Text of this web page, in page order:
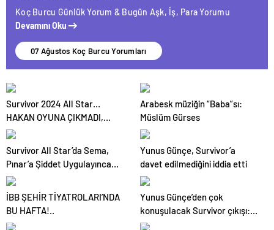
Koç Burcu Günlük Yorum & Bugün Aşk, İş, Para Yorumu
Devamını Oku
07 Ağustos Koç Burcu Yorumları
Survivor 2024 All Star…
HAKAN OYUNA ÇIKMADI,
İKİNCİ ELEME ADAYI KİM
Arabesk müziğin “Baba”sı:
Müslüm Gürses
Survivor All Star’da Sema,
Pınar’a Şiddet Uygulayınca
Diskalifiye Edildi
Yunus Günçe, Survivor’a
davet edilmediğini iddia etti
İBB ŞEHİR TİYATROLARI’NDA
BU HAFTA!..
Yunus Günçe’den çok
konuşulacak Survivor çıkışı:
Davet edilmeme rağmen